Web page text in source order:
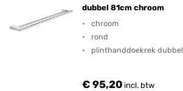
dubbel 81cm chroom
chroom
rond
plinthanddoekrek dubbel
€ 95,20 incl. btw